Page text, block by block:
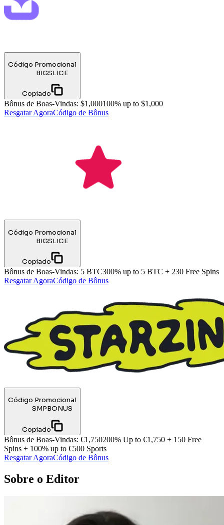
Código Promocional
BIGSLICE
Copiado
Bônus de Boas-Vindas: $1,000100% up to $1,000
Resgatar AgoraCódigo de Bônus
Código Promocional
BIGSLICE
Copiado
Bônus de Boas-Vindas: 5 BTC300% up to 5 BTC + 230 Free Spins
Resgatar AgoraCódigo de Bônus
Código Promocional
SMPBONUS
Copiado
Bônus de Boas-Vindas: €1,750200% Up to €1,750 + 150 Free
Spins + 100% up to €500 Sports
Resgatar AgoraCódigo de Bônus
Sobre o Editor